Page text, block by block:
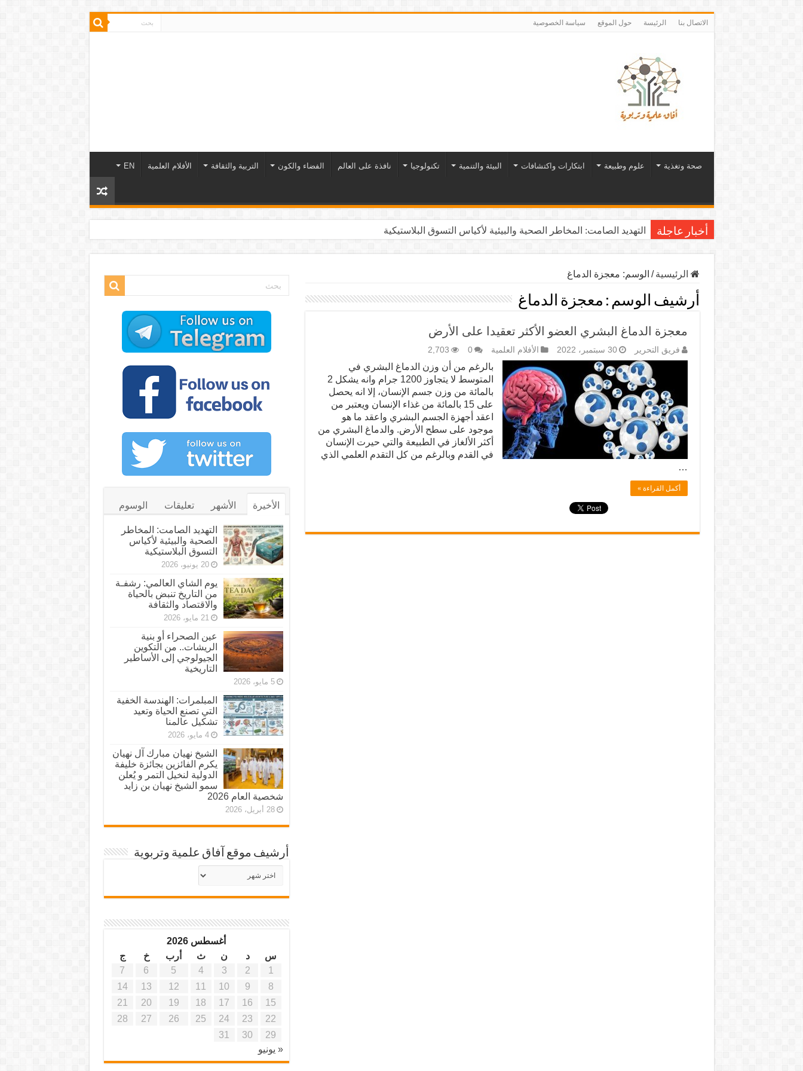
الاتصال بنا الرئيسة حول الموقع سياسة الخصوصية
صحة وتغذية علوم وطبيعة ابتكارات واكتشافات البيئة والتنمية تكنولوجيا نافذة على العالم الفضاء والكون التربية والثقافة الأفلام العلمية EN
أخبار عاجلة التهديد الصامت: المخاطر الصحية والبيئية لأكياس التسوق البلاستيكية
الرئيسية / الوسم: معجزة الدماغ
أرشيف الوسم : معجزة الدماغ
معجزة الدماغ البشري العضو الأكثر تعقيدا على الأرض
فريق التحرير 30 سبتمبر، 2022 الأفلام العلمية 0
2,703
بالرغم من أن وزن الدماغ البشري في
المتوسط لا يتجاوز 1200 جرام وانه يشكل 2
بالمائة من وزن جسم الإنسان، إلا انه يحصل
على 15 بالمائة من غذاء الإنسان ويعتبر من
اعقد أجهزة الجسم البشري واعقد ما هو
موجود على سطح الأرض. والدماغ البشري من
أكثر الألغاز في الطبيعة والتي حيرت الإنسان
في القدم وبالرغم من كل التقدم العلمي الذي
…
أكمل القراءة »
الأخيرة الأشهر تعليقات الوسوم
التهديد الصامت: المخاطر
الصحية والبيئية لأكياس
التسوق البلاستيكية
20 يونيو، 2026
يوم الشاي العالمي: رشفـة
من التاريخ تنبض بالحياة
والاقتصاد والثقافة
21 مايو، 2026
عين الصحراء أو بنية
الريشات.. من التكوين
الجيولوجي إلى الأساطير
التاريخية
5 مايو، 2026
المبلمرات: الهندسة الخفية
التي تصنع الحياة وتعيد
تشكيل عالمنا
4 مايو، 2026
الشيخ نهيان مبارك آل نهيان
يكرم الفائزين بجائزة خليفة
الدولية لنخيل التمر و يُعلن
سمو الشيخ نهيان بن زايد
شخصية العام 2026
28 أبريل، 2026
أرشيف موقع آفاق علمية وتربوية
أرشيف
موقع
أغسطس 2026
س
د ن ث أرب خ
ج
1
2
3
4
5
6
7
8
9
10
11
12
13
14
15
16
17
18
19
20
21
22
23
24
25
26
27
28
29
30
31
« يونيو